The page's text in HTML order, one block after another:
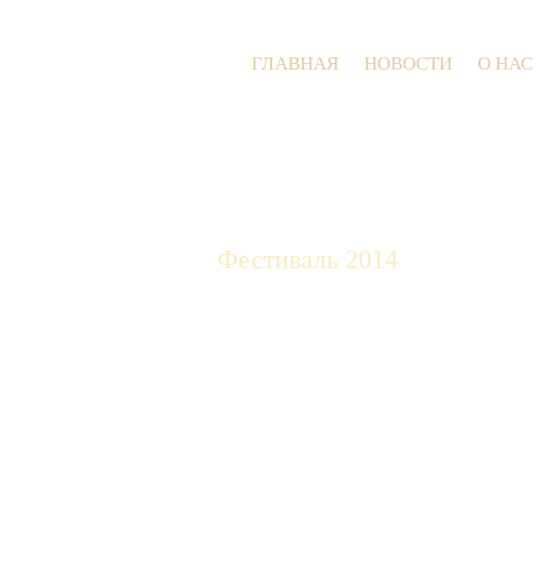
ГЛАВНАЯ НОВОСТИ О НАС
Фестиваль 2014